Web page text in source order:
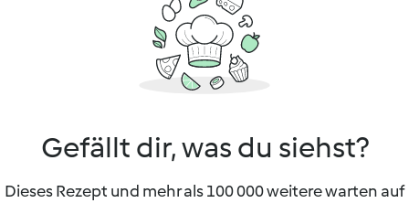
Gefällt dir, was du siehst?
Dieses Rezept und mehr als 100 000 weitere warten auf